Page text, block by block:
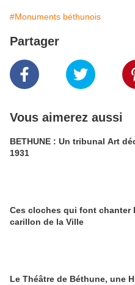
#Monuments béthunois
Partager
Vous aimerez aussi
BETHUNE : Un tribunal Art
1931
Ces cloches qui font chanter
carillon de la Ville
Le Théâtre de Béthune, une